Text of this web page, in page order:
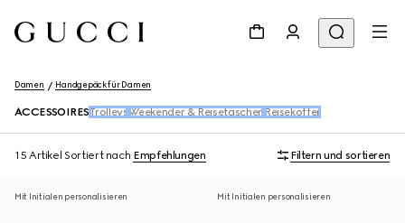
Damen Handgepäck für Damen
ACCESSOIRES Trolleys Weekender & Reisetaschen Reisekoffer
15 Artikel Sortiert nach Empfehlungen Filtern und sortieren
Mit Initialen personalisieren Mit Initialen personalisieren